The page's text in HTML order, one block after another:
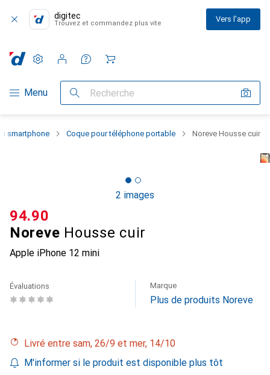
digitec
Trouvez et commandez plus vite Vers l'app
Navigation par catégorie
Menu Recherche
Paramètres
Compte client
Listes de comparaison
Listes d'envies
Panier
smartphone Coque pour téléphone portable Noreve Housse cuir
2 images
Noreve Housse cuir
Apple iPhone 12 mini
CHF
94.90
Évaluations Marque
Plus de produits Noreve
Livré entre sam, 26/9 et mer, 14/10
M'informer si le produit est disponible plus tôt